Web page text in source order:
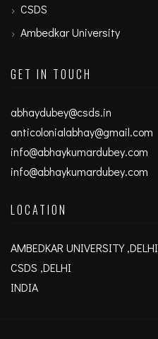
CSDS
Ambedkar University
GET IN TOUCH
abhaydubey@csds.in
anticolonialabhay@gmail.com
info@abhaykumardubey.com
info@abhaykumardubey.com
LOCATION
AMBEDKAR UNIVERSITY ,DELHI
CSDS ,DELHI
INDIA